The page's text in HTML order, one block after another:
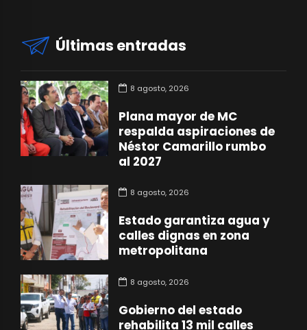
Últimas entradas
8 agosto, 2026
Plana mayor de MC
respalda aspiraciones de
Néstor Camarillo rumbo
al 2027
8 agosto, 2026
Estado garantiza agua y
calles dignas en zona
metropolitana
8 agosto, 2026
Gobierno del estado
rehabilita 13 mil calles